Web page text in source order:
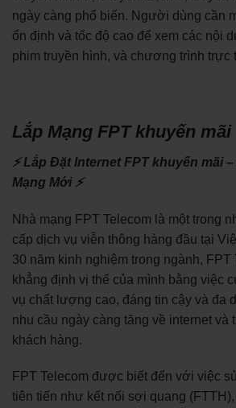
ngày càng phổ biến. Người dùng cần
ổn định và tốc độ cao để xem các nội
phim truyền hình, và chương trình trực
Lắp Mạng FPT khuyến mãi
⚡ Lắp Đặt Internet FPT khuyến mãi
Mạng Mới ⚡
Nhà mạng FPT Telecom là một trong
cấp dịch vụ viễn thông hàng đầu tại
30 năm kinh nghiệm trong ngành, FPT
khẳng định vị thế của mình bằng việc
vụ chất lượng cao, đáng tin cậy và đa
nhu cầu ngày càng tăng về internet và
khách hàng.
FPT Telecom được biết đến với việc
tiên tiến như kết nối sợi quang